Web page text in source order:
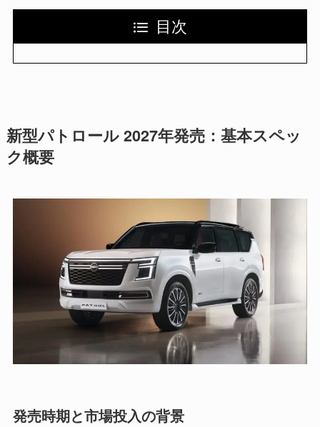
目次
新型パトロール 2027年発売：基本スペッ
ク概要
発売時期と市場投入の背景